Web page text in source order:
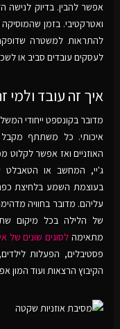
אפשר להבין. בדיוק לנישה
ואטרקטיבי. בזמן
להתראות למשטרה
לעסקים עובדים סביב או
איך זה עובד ולמי
מדובר בקונספט ייחודי
איכותי. כל משתתף מקבל
האוזניים ואז אפשר
ג'יי, המחשב או
בעוצמת השמע בלחיצת
עליהם. מדובר בחוויה
של הלילה בכל מיקום
מתאימה לסוגים שונים של
פסטיבלים, הפעלות
הקיבוץ הרצאות ועוד המון